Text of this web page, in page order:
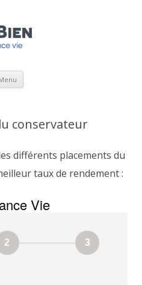
Aller
conservateur
différents placements du
taux de rendement :